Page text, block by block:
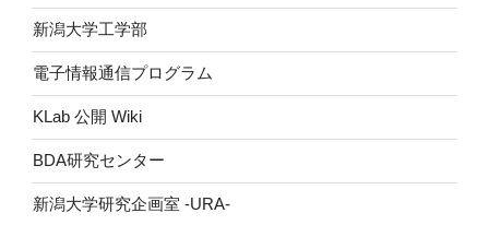
新潟大学工学部
電子情報通信プログラム
KLab 公開 Wiki
BDA研究センター
新潟大学研究企画室 -URA-